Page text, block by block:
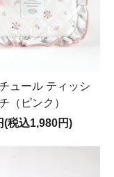
ュール ティッシ
（ピンク）
(税込1,980円)